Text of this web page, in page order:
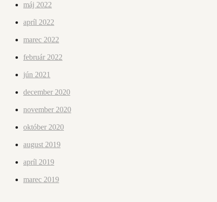
máj 2022
apríl 2022
marec 2022
február 2022
jún 2021
december 2020
november 2020
október 2020
august 2019
apríl 2019
marec 2019